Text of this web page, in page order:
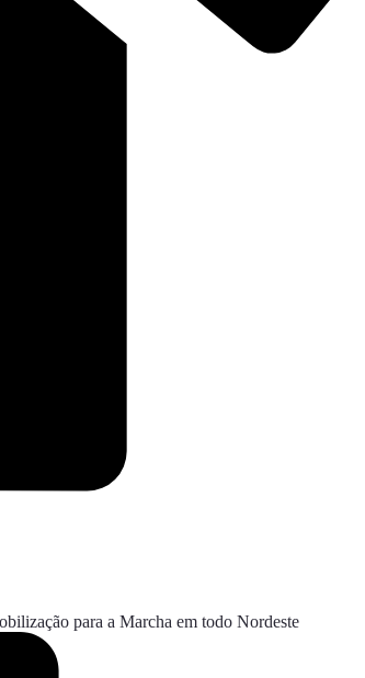
para a Marcha em todo Nordeste